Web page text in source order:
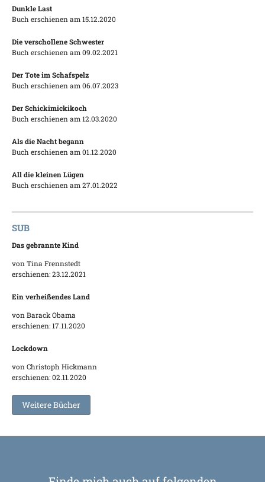
Dunkle Last
Buch erschienen am 15.12.2020
Die verschollene Schwester
Buch erschienen am 09.02.2021
Der Tote im Schafspelz
Buch erschienen am 06.07.2023
Der Schickimickikoch
Buch erschienen am 12.03.2020
Als die Nacht begann
Buch erschienen am 01.12.2020
All die kleinen Lügen
Buch erschienen am 27.01.2022
SUB
Das gebrannte Kind
von Tina Frennstedt
erschienen: 23.12.2021
Ein verheißendes Land
von Barack Obama
erschienen: 17.11.2020
Lockdown
von Christoph Hickmann
erschienen: 02.11.2020
Weitere Bücher